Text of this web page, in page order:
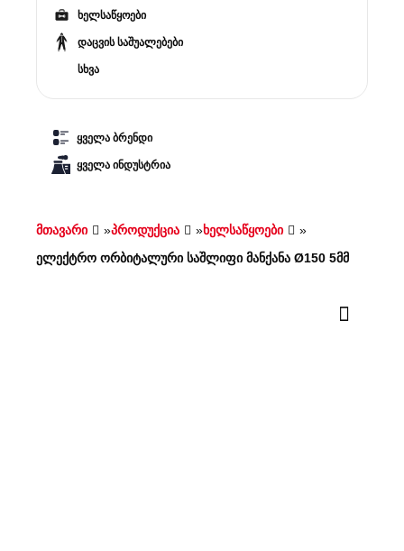
ხელსაწყოები
დაცვის საშუალებები
სხვა
ყველა ბრენდი
ყველა ინდუსტრია
მთავარი »პროდუქცია »ხელსაწყოები
»
ელექტრო ორბიტალური საშლიფი მანქანა Ø150 5მმ